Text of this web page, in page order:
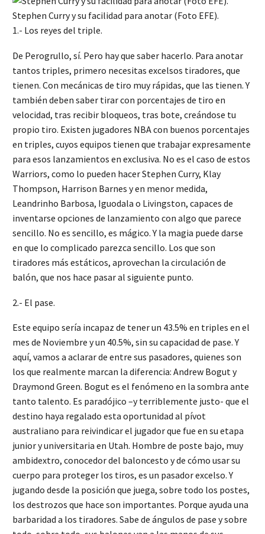
Stephen Curry y su facilidad para anotar (Foto EFE).
1.- Los reyes del triple.
De Perogrullo, sí. Pero hay que saber hacerlo. Para anotar
tantos triples, primero necesitas excelsos tiradores, que
tienen. Con mecánicas de tiro muy rápidas, que las tienen. Y
también deben saber tirar con porcentajes de tiro en
velocidad, tras recibir bloqueos, tras bote, creándose tu
propio tiro. Existen jugadores NBA con buenos porcentajes
en triples, cuyos equipos tienen que trabajar expresamente
para esos lanzamientos en exclusiva. No es el caso de estos
Warriors, como lo pueden hacer Stephen Curry, Klay
Thompson, Harrison Barnes y en menor medida,
Leandrinho Barbosa, Iguodala o Livingston, capaces de
inventarse opciones de lanzamiento con algo que parece
sencillo. No es sencillo, es mágico. Y la magia puede darse
en que lo complicado parezca sencillo. Los que son
tiradores más estáticos, aprovechan la circulación de
balón, que nos hace pasar al siguiente punto.
2.- El pase.
Este equipo sería incapaz de tener un 43.5% en triples en el
mes de Noviembre y un 40.5%, sin su capacidad de pase. Y
aquí, vamos a aclarar de entre sus pasadores, quienes son
los que realmente marcan la diferencia: Andrew Bogut y
Draymond Green. Bogut es el fenómeno en la sombra ante
tanto talento. Es paradójico –y terriblemente justo- que el
destino haya regalado esta oportunidad al pívot
australiano para reivindicar el jugador que fue en su etapa
junior y universitaria en Utah. Hombre de poste bajo, muy
ambidextro, conocedor del baloncesto y de cómo usar su
cuerpo para proteger los tiros, es un pasador excelso. Y
jugando desde la posición que juega, sobre todo los postes,
los destrozos que hace son importantes. Porque ayuda una
barbaridad a los tiradores. Sabe de ángulos de pase y sobre